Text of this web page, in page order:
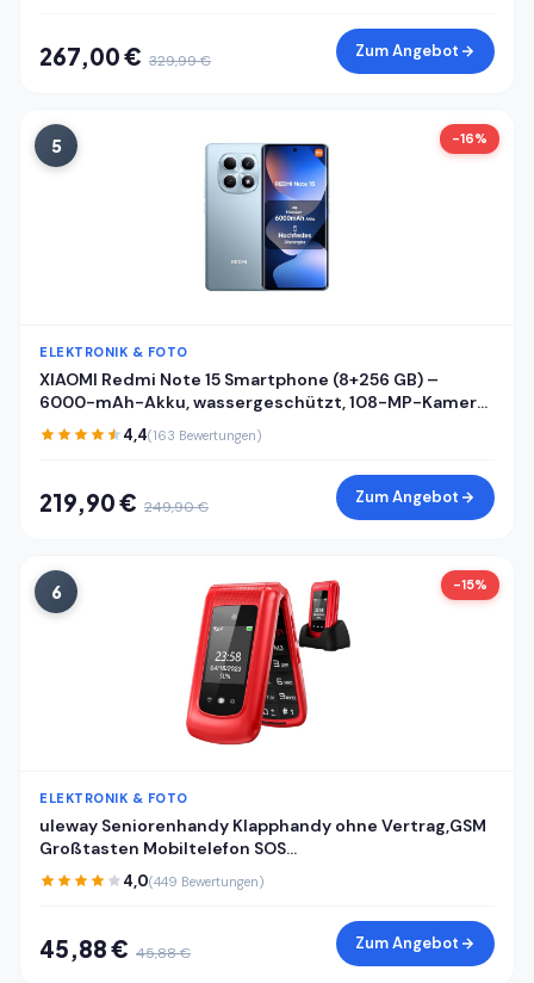
267,00 € 329,99 € Zum Angebot
5 -16%
ELEKTRONIK & FOTO
XIAOMI Redmi Note 15 Smartphone (8+256 GB) –
6000-mAh-Akku, wassergeschützt, 108-MP-Kamera,
6,77" FHD+ Display, Gletscherblau, 2 Jahre Garantie
4,4(163 Bewertungen)
219,90 € 249,90 € Zum Angebot
6 -15%
ELEKTRONIK & FOTO
uleway Seniorenhandy Klapphandy ohne Vertrag,GSM
Großtasten Mobiltelefon SOS
Notruffunktion,Taschenlampe,FM Radio,2.4 Zoll Dual
Display Handy für Senioren (Blau)(mit Ladestation)
4,0(449 Bewertungen)
45,88 € 45,88 € Zum Angebot